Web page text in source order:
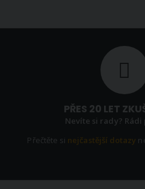
PŘES 20 LET
Nevíte si rady?
Přečtěte si nejčastější dotazy